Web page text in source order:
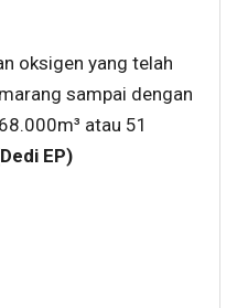
oksigen yang telah
sampai dengan
atau 51
EP)